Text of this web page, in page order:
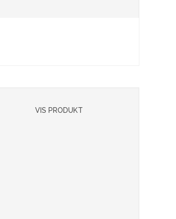
VIS PRODUKT